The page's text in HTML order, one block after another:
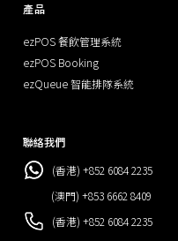
產品
ezPOS 餐飲管理系統
ezPOS Booking
ezQueue 智能排隊系統
聯絡我們
(香港) +852 6084 2235
(澳門) +853 6662 8409
(香港) +852 6084 2235